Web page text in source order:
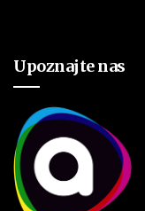
Upoznajte nas